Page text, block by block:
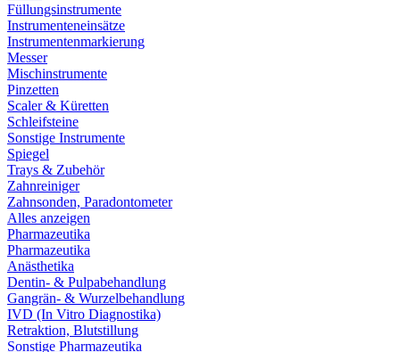
Füllungsinstrumente
Instrumenteneinsätze
Instrumentenmarkierung
Messer
Mischinstrumente
Pinzetten
Scaler & Küretten
Schleifsteine
Sonstige Instrumente
Spiegel
Trays & Zubehör
Zahnreiniger
Zahnsonden, Paradontometer
Alles anzeigen
Pharmazeutika
Pharmazeutika
Anästhetika
Dentin- & Pulpabehandlung
Gangrän- & Wurzelbehandlung
IVD (In Vitro Diagnostika)
Retraktion, Blutstillung
Sonstige Pharmazeutika